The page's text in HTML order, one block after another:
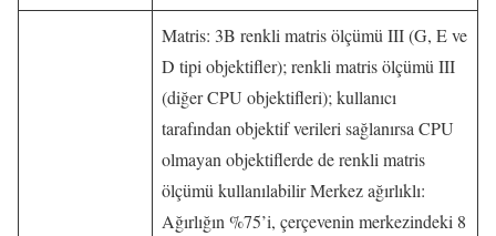
Matris: 3B renkli matris ölçümü III (G, E ve
D tipi objektifler); renkli matris ölçümü III
(diğer CPU objektifleri); kullanıcı
tarafından objektif verileri sağlanırsa CPU
olmayan objektiflerde de renkli matris
ölçümü kullanılabilir Merkez ağırlıklı:
Ağırlığın %75’i, çerçevenin merkezindeki 8